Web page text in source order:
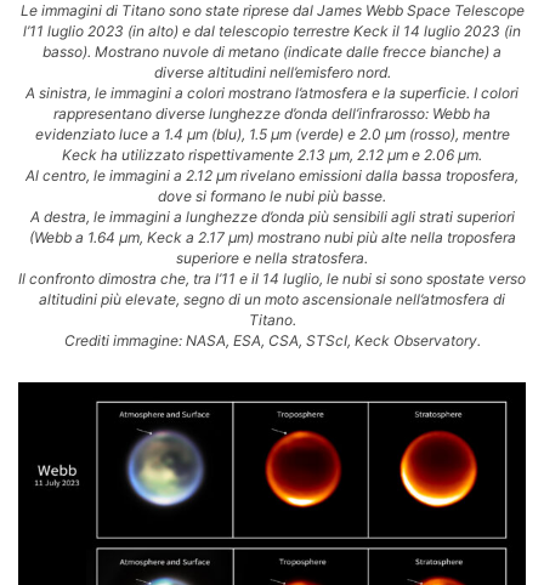
Le immagini di Titano sono state riprese dal James Webb Space Telescope
l’11 luglio 2023 (in alto) e dal telescopio terrestre Keck il 14 luglio 2023 (in
basso). Mostrano nuvole di metano (indicate dalle frecce bianche) a
diverse altitudini nell’emisfero nord.
A sinistra, le immagini a colori mostrano l’atmosfera e la superficie. I colori
rappresentano diverse lunghezze d’onda dell’infrarosso: Webb ha
evidenziato luce a 1.4 µm (blu), 1.5 µm (verde) e 2.0 µm (rosso), mentre
Keck ha utilizzato rispettivamente 2.13 µm, 2.12 µm e 2.06 µm.
Al centro, le immagini a 2.12 µm rivelano emissioni dalla bassa troposfera,
dove si formano le nubi più basse.
A destra, le immagini a lunghezze d’onda più sensibili agli strati superiori
(Webb a 1.64 µm, Keck a 2.17 µm) mostrano nubi più alte nella troposfera
superiore e nella stratosfera.
Il confronto dimostra che, tra l’11 e il 14 luglio, le nubi si sono spostate verso
altitudini più elevate, segno di un moto ascensionale nell’atmosfera di
Titano.
Crediti immagine: NASA, ESA, CSA, STScI, Keck Observatory.